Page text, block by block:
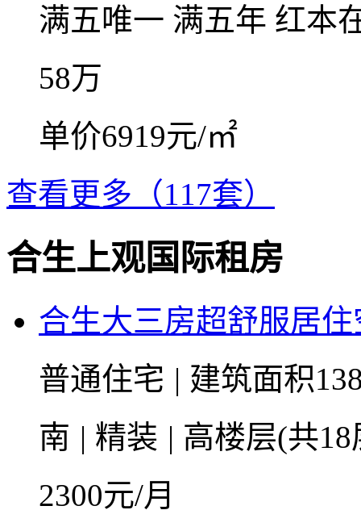
满五唯一 满五年 红本
58万
单价6919元/㎡
查看更多（117套）
合生上观国际租房
合生大三房超舒服居
普通住宅 | 建筑面积
南 | 精装 | 高楼层(共
2300元/月